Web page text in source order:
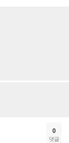
0
댓글